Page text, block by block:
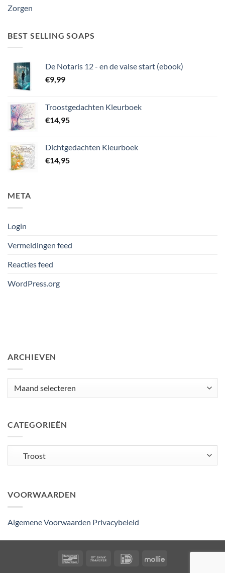
Zorgen
BEST SELLING SOAPS
De Notaris 12 - en de valse start (ebook)
€9,99
Troostgedachten Kleurboek
€14,95
Dichtgedachten Kleurboek
€14,95
META
Login
Vermeldingen feed
Reacties feed
WordPress.org
ARCHIEVEN
CATEGORIEËN
VOORWAARDEN
Algemene Voorwaarden Privacybeleid
BancontactBank
IDeal Mollie